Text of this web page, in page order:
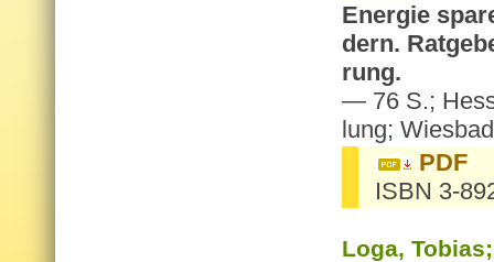
En­er­gie
dern.
rung.
— 76 S.;
lung;
PDF
ISBN 3-
Loga,